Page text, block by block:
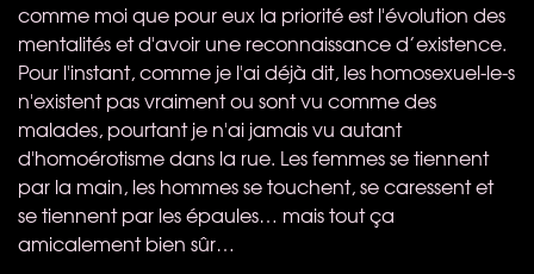
comme moi que pour eux la priorité est l'évolution des
mentalités et d'avoir une reconnaissance d’existence.
Pour l'instant, comme je l'ai déjà dit, les homosexuel-le-s
n'existent pas vraiment ou sont vu comme des
malades, pourtant je n'ai jamais vu autant
d'homoérotisme dans la rue. Les femmes se tiennent
par la main, les hommes se touchent, se caressent et
se tiennent par les épaules… mais tout ça
amicalement bien sûr…